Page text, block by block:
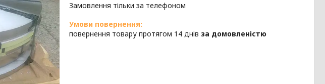
Замовлення тільки за телефоном
повернення товару протягом 14 днів за домовленістю